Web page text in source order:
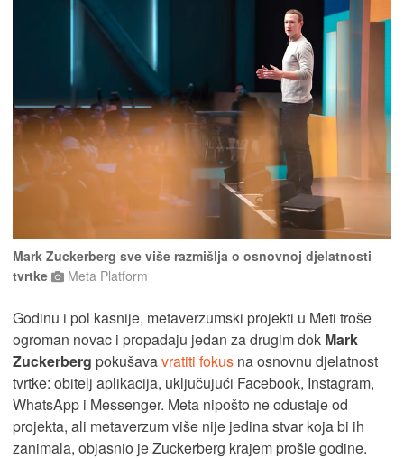
Mark Zuckerberg sve više razmišlja o osnovnoj djelatnosti
tvrtke
Meta Platform
Godinu i pol kasnije, metaverzumski projekti u Meti troše
ogroman novac i propadaju jedan za drugim dok Mark
Zuckerberg pokušavavratiti fokus na osnovnu djelatnost
tvrtke: obitelj aplikacija, uključujući Facebook, Instagram,
WhatsApp i Messenger. Meta nipošto ne odustaje od
projekta, ali metaverzum više nije jedina stvar koja bi ih
zanimala, objasnio je Zuckerberg krajem prošle godine.